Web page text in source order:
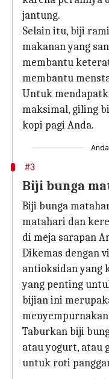
jantung.
Selain itu, biji
makanan yang
membantu
membantu
Untuk
maksimal, giling
kopi pagi Anda.
#3
Biji bunga
Biji bunga
matahari dan
di meja sarapan
Dikemas dengan
antioksidan yang
yang penting
bijian ini
Taburkan biji
atau yogurt, atau
untuk roti